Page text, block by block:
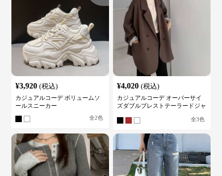
¥3,920 (税込)
カジュアルコーデ ボリュームソ
ールスニーカー
全2色
¥4,020 (税込)
カジュアルコーデ オーバーサイ
ズダブルブレストテーラードジャ
全3色